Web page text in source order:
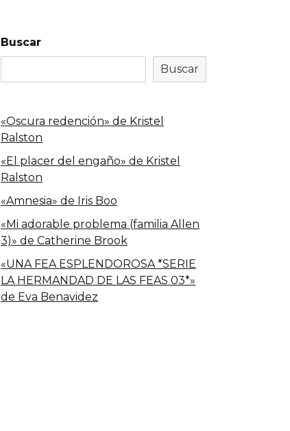
Buscar
Buscar
«Oscura redención» de Kristel
Ralston
«El placer del engaño» de Kristel
Ralston
«Amnesia» de Iris Boo
«Mi adorable problema (familia Allen
3)» de Catherine Brook
«UNA FEA ESPLENDOROSA *SERIE
LA HERMANDAD DE LAS FEAS 03*»
de Eva Benavidez